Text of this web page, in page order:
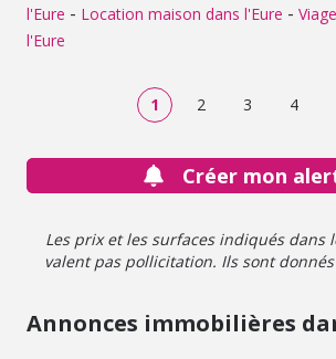
l'Eure - Location maison dans l'Eure -
l'Eure
1 2 3 4
Créer mon
Les prix et les surfaces indiqués dans
valent pas pollicitation. Ils sont
Annonces immobilières